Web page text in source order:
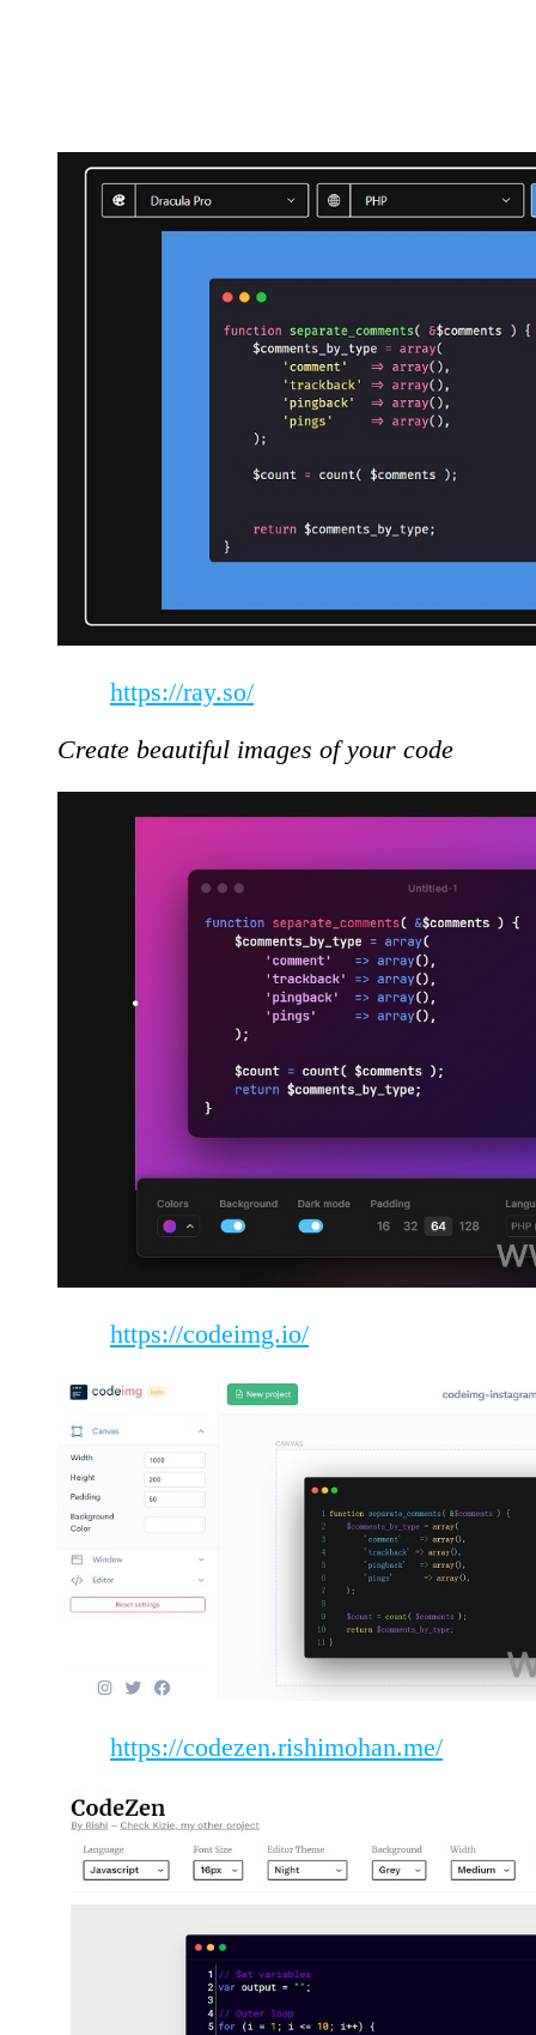
https://ray.so/
Create beautiful images of your code
https://codeimg.io/
https://codezen.rishimohan.me/